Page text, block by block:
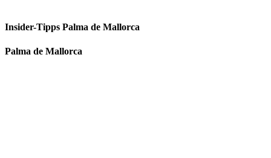
Insider-Tipps Palma de Mallorca
Palma de Mallorca